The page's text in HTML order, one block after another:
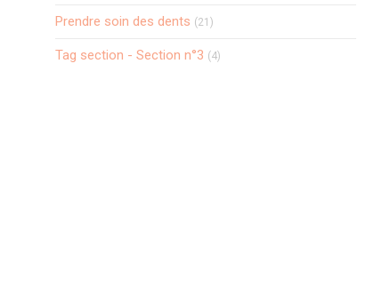
Prendre soin des dents (21)
Tag section - Section n°3 (4)